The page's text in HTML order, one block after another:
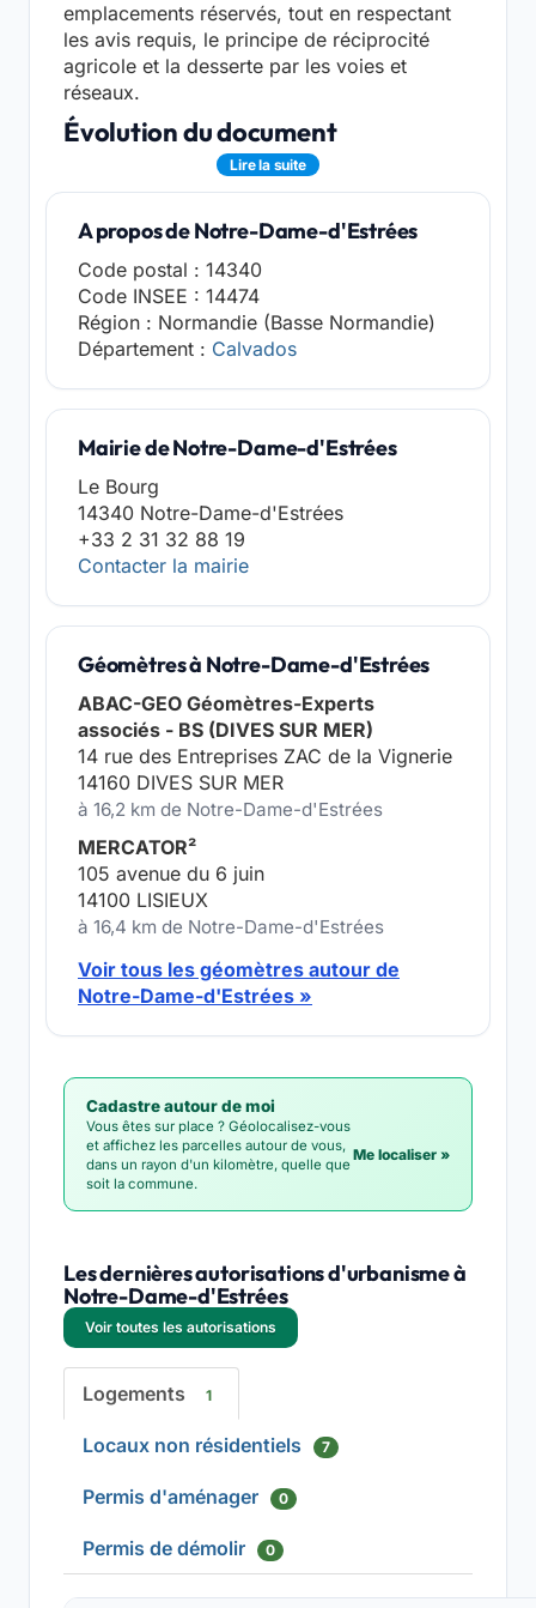
emplacements réservés, tout en respectant
les avis requis, le principe de réciprocité
agricole et la desserte par les voies et
réseaux.
Évolution du document
Lire la suite
A propos de Notre-Dame-d'Estrées
Code postal : 14340
Code INSEE : 14474
Région : Normandie (Basse Normandie)
Département : Calvados
Mairie de Notre-Dame-d'Estrées
Le Bourg
14340 Notre-Dame-d'Estrées
+33 2 31 32 88 19
Contacter la mairie
Géomètres à Notre-Dame-d'Estrées
ABAC-GEO Géomètres-Experts
associés - BS (DIVES SUR MER)
14 rue des Entreprises ZAC de la Vignerie
14160 DIVES SUR MER
à 16,2 km de Notre-Dame-d'Estrées
MERCATOR²
105 avenue du 6 juin
14100 LISIEUX
à 16,4 km de Notre-Dame-d'Estrées
Voir tous les géomètres autour de
Notre-Dame-d'Estrées »
Cadastre autour de moi
Vous êtes sur place ? Géolocalisez-vous
et affichez les parcelles autour de vous,
dans un rayon d'un kilomètre, quelle que
soit la commune.
Me localiser »
Les dernières autorisations d'urbanisme à
Notre-Dame-d'Estrées
Voir toutes les autorisations
Logements 1
Locaux non résidentiels 7
Permis d'aménager 0
Permis de démolir 0